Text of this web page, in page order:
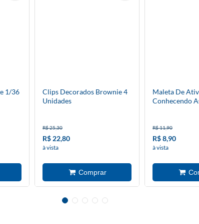
1/36
Clips Decorados Brownie 4
Unidades
R$ 25,30
R$ 22,80
à vista
Maleta De
Conhecendo
R$ 11,90
R$ 8,90
à vista